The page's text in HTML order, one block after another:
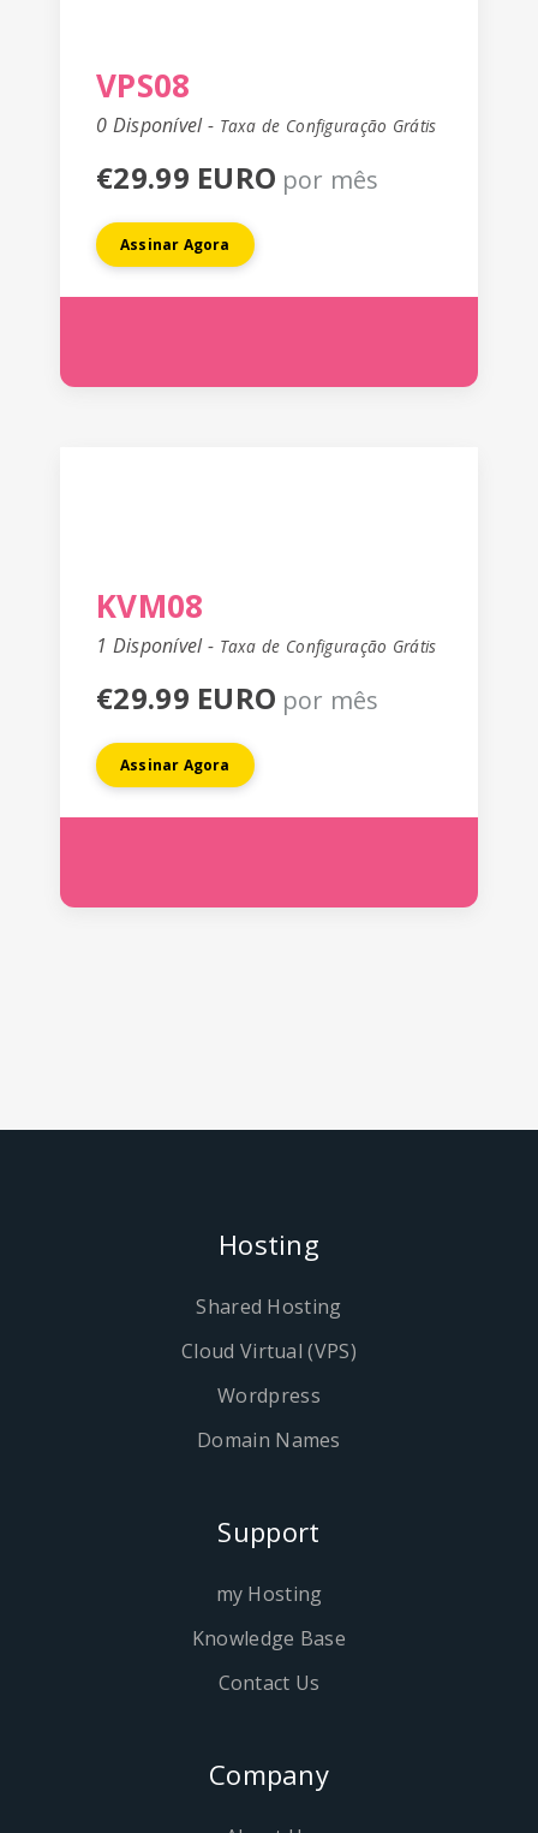
VPS08
0 Disponível - Taxa de Configuração Grátis
€29.99 EURO por mês
Assinar Agora
KVM08
1 Disponível - Taxa de Configuração Grátis
€29.99 EURO por mês
Assinar Agora
Hosting
Shared Hosting
Cloud Virtual (VPS)
Wordpress
Domain Names
Support
my Hosting
Knowledge Base
Contact Us
Company